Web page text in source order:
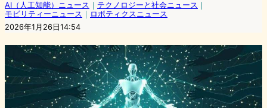
AI（人工知能）ニュース ｜ テクノロジーと社会ニュース ｜
モビリティーニュース ｜ ロボティクスニュース
2026年1月26日14:54